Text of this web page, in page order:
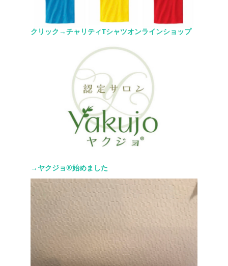
クリック→チャリティTシャツオンラインショップ
→ヤクジョ®︎始めました